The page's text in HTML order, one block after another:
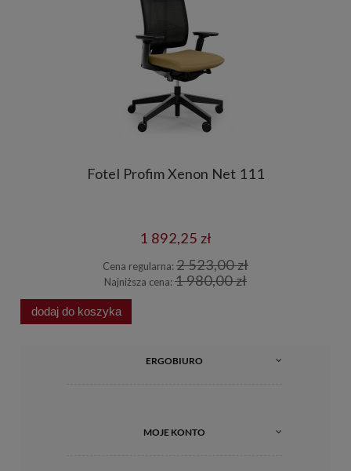
Fotel Profim Xenon Net 111
1 892,25 zł
Cena regularna: 2 523,00 zł
Najniższa cena: 1 980,00 zł
dodaj do koszyka
ERGOBIURO
MOJE KONTO